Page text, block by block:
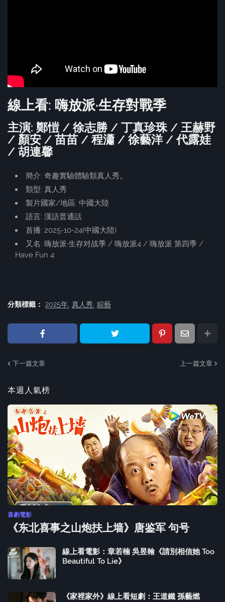
線上看: 嗨放派·生存對戰季
主演: 鄭愷 / 徐志勝 / 丁真珍珠 / 王赫野
/ 顏安 / 苗苗 / 程瀟 / 徐藝洋 / 代露娃
/ 胡連馨
簡介: 奇趣實驗體驗類真人秀。
類型: 真人秀
製片國家/地區: 中國大陸
語言: 漢語普通話
首播: 2025-10-24(中國大陸)
又名: 嗨放派·生存对战季 / 嗨放派4 / 嗨放派 第四季 /
Have Fun 4
分類標籤： 2025年 真人秀 綜藝
下一篇文章 上一篇文章
本週人氣榜
喜劇電影
《东北喜事之山炮扶上墙》唐鉴军 句号
線上看電影：章若楠 吳昱翰《請別相信她 Too
Beautiful To Lie》
《家裡家外》線上看短劇：王道鐵 孫藝燃